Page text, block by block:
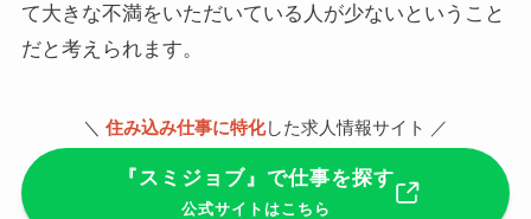
て大きな不満をいただいている人が少ないということ
だと考えられます。
＼ 住み込み仕事に特化した求人情報サイト ／
『スミジョブ』で仕事を探す
公式サイトはこちら